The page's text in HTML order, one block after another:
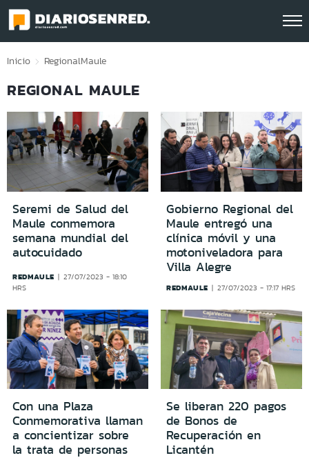
Click acá para ir directamente al contenido
Inicio RegionalMaule
REGIONAL MAULE
Seremi de Salud del
Maule conmemora
semana mundial del
autocuidado
REDMAULE
27/07/2023 - 18:10
HRS
Gobierno Regional del
Maule entregó una
clínica móvil y una
motoniveladora para
Villa Alegre
REDMAULE 27/07/2023 - 17:17 HRS
Con una Plaza
Conmemorativa llaman
a concientizar sobre
la trata de personas
Se liberan 220 pagos
de Bonos de
Recuperación en
Licantén